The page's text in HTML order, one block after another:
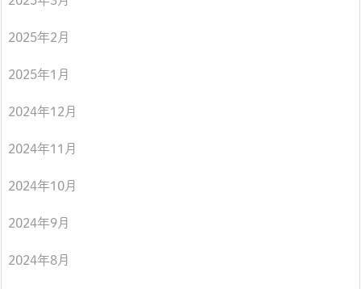
2025年2月
2025年1月
2024年12月
2024年11月
2024年10月
2024年9月
2024年8月